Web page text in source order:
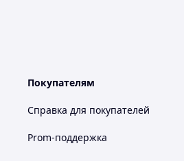
Покупателям
Справка для покупателей
Prom-поддержка